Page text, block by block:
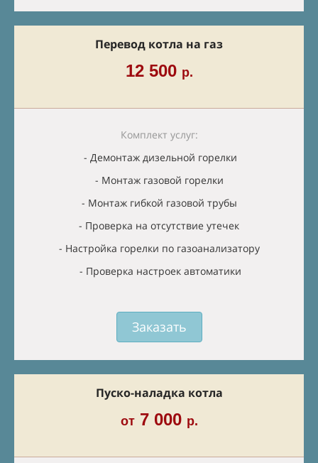
Перевод котла на газ
12 500 р.
Комплект услуг:
- Демонтаж дизельной горелки
- Монтаж газовой горелки
- Монтаж гибкой газовой трубы
- Проверка на отсутствие утечек
- Настройка горелки по газоанализатору
- Проверка настроек автоматики
Заказать
Пуско-наладка котла
от7 000 р.